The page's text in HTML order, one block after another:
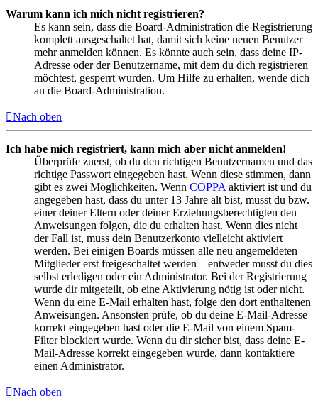
Warum kann ich mich nicht registrieren?
Es kann sein, dass die Board-Administration die Registrierung
komplett ausgeschaltet hat, damit sich keine neuen Benutzer
mehr anmelden können. Es könnte auch sein, dass deine IP-
Adresse oder der Benutzername, mit dem du dich registrieren
möchtest, gesperrt wurden. Um Hilfe zu erhalten, wende dich
an die Board-Administration.
Nach oben
Ich habe mich registriert, kann mich aber nicht anmelden!
Überprüfe zuerst, ob du den richtigen Benutzernamen und das
richtige Passwort eingegeben hast. Wenn diese stimmen, dann
gibt es zwei Möglichkeiten. Wenn COPPA aktiviert ist und du
angegeben hast, dass du unter 13 Jahre alt bist, musst du bzw.
einer deiner Eltern oder deiner Erziehungsberechtigten den
Anweisungen folgen, die du erhalten hast. Wenn dies nicht
der Fall ist, muss dein Benutzerkonto vielleicht aktiviert
werden. Bei einigen Boards müssen alle neu angemeldeten
Mitglieder erst freigeschaltet werden – entweder musst du dies
selbst erledigen oder ein Administrator. Bei der Registrierung
wurde dir mitgeteilt, ob eine Aktivierung nötig ist oder nicht.
Wenn du eine E-Mail erhalten hast, folge den dort enthaltenen
Anweisungen. Ansonsten prüfe, ob du deine E-Mail-Adresse
korrekt eingegeben hast oder die E-Mail von einem Spam-
Filter blockiert wurde. Wenn du dir sicher bist, dass deine E-
Mail-Adresse korrekt eingegeben wurde, dann kontaktiere
einen Administrator.
Nach oben